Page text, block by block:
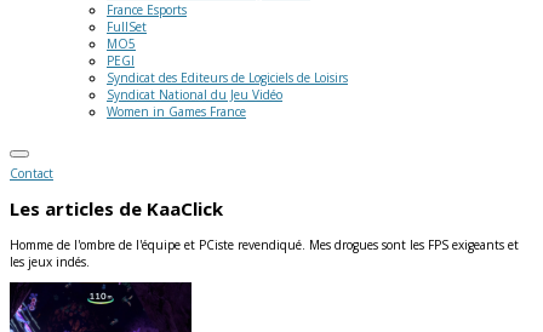
France Esports
FullSet
MO5
PEGI
Syndicat des Editeurs de Logiciels de Loisirs
Syndicat National du Jeu Vidéo
Women in Games France
Contact
Les articles de KaaClick
Homme de l'ombre de l'équipe et PCiste revendiqué. Mes drogues sont les FPS exigeants et
les jeux indés.